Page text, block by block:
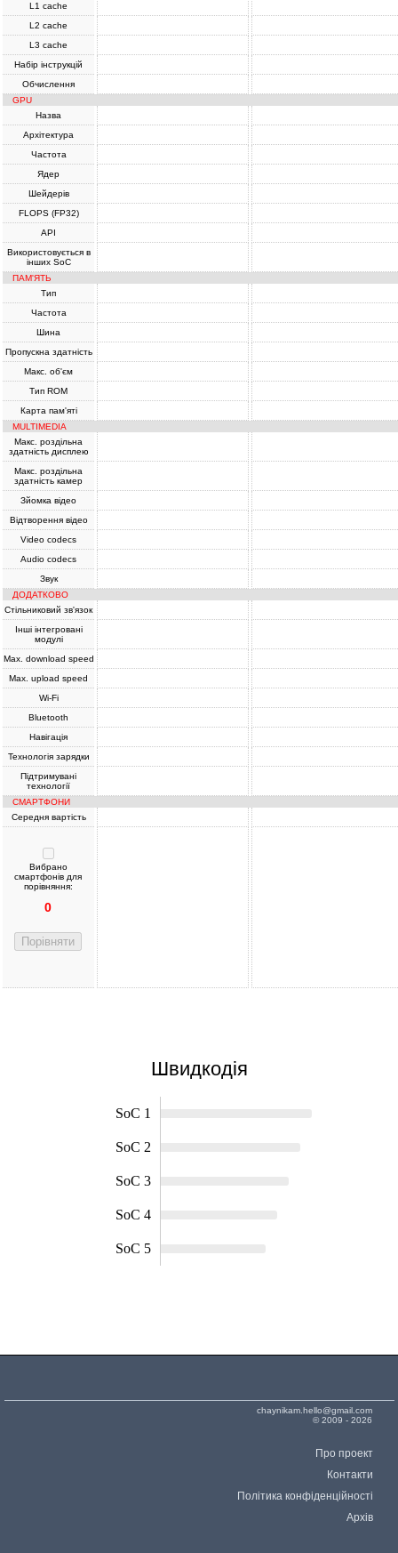
L1 cache
L2 cache
L3 cache
Набір інструкцій
Обчислення
GPU
Назва
Архітектура
Частота
Ядер
Шейдерів
FLOPS (FP32)
API
Використовується в
інших SoC
ПАМ'ЯТЬ
Тип
Частота
Шина
Пропускна здатність
Макс. об'єм
Тип ROM
Карта пам'яті
MULTIMEDIA
Макс. роздільна
здатність дисплею
Макс. роздільна
здатність камер
Зйомка відео
Відтворення відео
Video codecs
Audio codecs
Звук
ДОДАТКОВО
Стільниковий зв'язок
Інші інтегровані
модулі
Max. download speed
Max. upload speed
Wi-Fi
Bluetooth
Навігація
Технологія зарядки
Підтримувані
технології
СМАРТФОНИ
Середня вартість
Вибрано
смартфонів для
порівняння:
0
Порівняти
Швидкодія
SoC 1
SoC 2
SoC 3
SoC 4
SoC 5
chaynikam.hello@gmail.com
© 2009 - 2026
Про проект
Контакти
Політика конфіденційності
Архів